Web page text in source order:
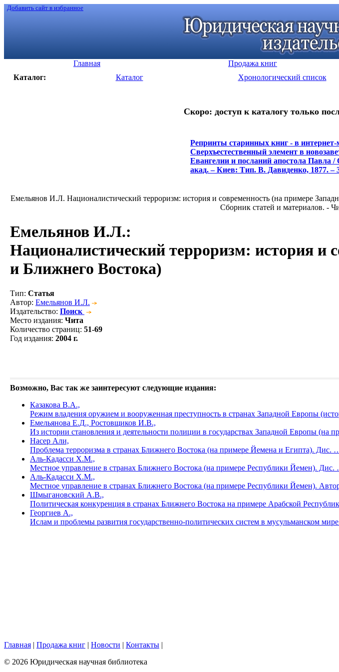
Добавить сайт в избранное
Главная Продажа книг
Каталог:
Каталог Хронологический список
Скоро: доступ к каталогу только
Репринты старинных книг - в
Сверхъестественный элемент в
Евангелии и посланий апостола Павла
акад. – Киев: Тип. В. Давиденко, 1877. –
Емельянов И.Л. Националистический терроризм: история и современность (на примере
Сборник статей и материалов. -
Емельянов И.Л.:
Националистический терроризм: история и
и Ближнего Востока)
Тип: Статья
Автор: Емельянов И.Л.
Издательство: Поиск
Место издания: Чита
Количество страниц: 51-69
Год издания: 2004 г.
Возможно, Вас так же заинтересуют следующие издания:
Казакова В.А.,
Режим владения оружием и вооруженная преступность в странах Западной Европы
Емельянова Е.Д., Ростовщиков И.В.,
Из истории становления и деятельности полиции в государствах Западной Европы (на
Насер Али,
Проблема терроризма в странах Ближнего Востока (на примере Йемена и Египта). Дис.
Аль-Кадасси Х.М.,
Местное управление в странах Ближнего Востока (на примере Республики Йемен).
Аль-Кадасси Х.М.,
Местное управление в странах Ближнего Востока (на примере Республики Йемен).
Шмыгановский А.В.,
Политическая конкуренция в странах Ближнего Востока на примере Арабской
Георгиев А.,
Ислам и проблемы развития государственно-политических систем в мусульманском
Главная | Продажа книг | Новости | Контакты |
© 2026 Юридическая научная библиотека